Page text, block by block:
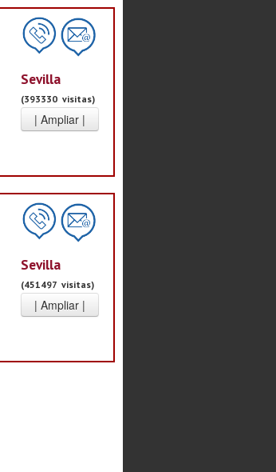
Sevilla
(393330 visitas)
Sevilla
(451497 visitas)